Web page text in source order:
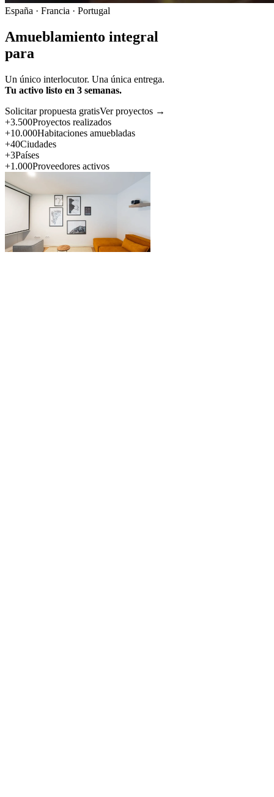
España · Francia · Portugal
Amueblamiento integral
para
Un único interlocutor. Una única entrega.
Tu activo listo en 3 semanas.
Solicitar propuesta gratisVer proyectos →
+3.500Proyectos realizados
+10.000Habitaciones amuebladas
+40Ciudades
+3Países
+1.000Proveedores activos